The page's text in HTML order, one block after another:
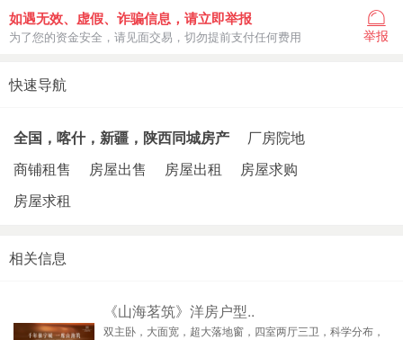
如遇无效、虚假、诈骗信息，请立即举报
为了您的资金安全，请见面交易，切勿提前支付任何费用 举报
快速导航
全国，喀什，新疆，陕西同城房产
厂房院地
商铺租售
房屋出售 房屋出租
房屋求购
房屋求租
相关信息
《山海茗筑》洋房户型..
双主卧，大面宽，超大落地窗，四室两厅三卫，科学分布，